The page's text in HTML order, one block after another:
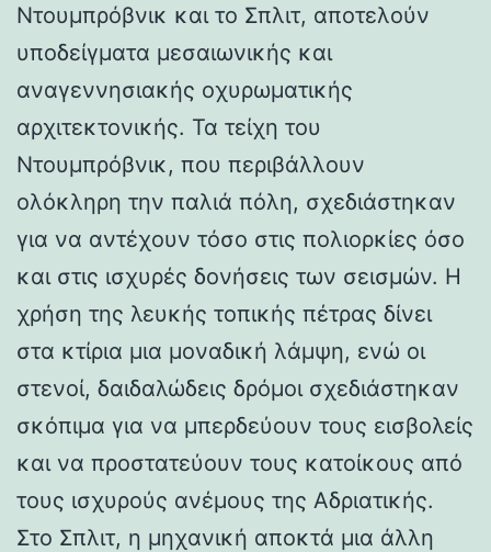
Ντουμπρόβνικ και το Σπλιτ, αποτελούν
υποδείγματα μεσαιωνικής και
αναγεννησιακής οχυρωματικής
αρχιτεκτονικής. Τα τείχη του
Ντουμπρόβνικ, που περιβάλλουν
ολόκληρη την παλιά πόλη, σχεδιάστηκαν
για να αντέχουν τόσο στις πολιορκίες όσο
και στις ισχυρές δονήσεις των σεισμών. Η
χρήση της λευκής τοπικής πέτρας δίνει
στα κτίρια μια μοναδική λάμψη, ενώ οι
στενοί, δαιδαλώδεις δρόμοι σχεδιάστηκαν
σκόπιμα για να μπερδεύουν τους εισβολείς
και να προστατεύουν τους κατοίκους από
τους ισχυρούς ανέμους της Αδριατικής.
Στο Σπλιτ, η μηχανική αποκτά μια άλλη